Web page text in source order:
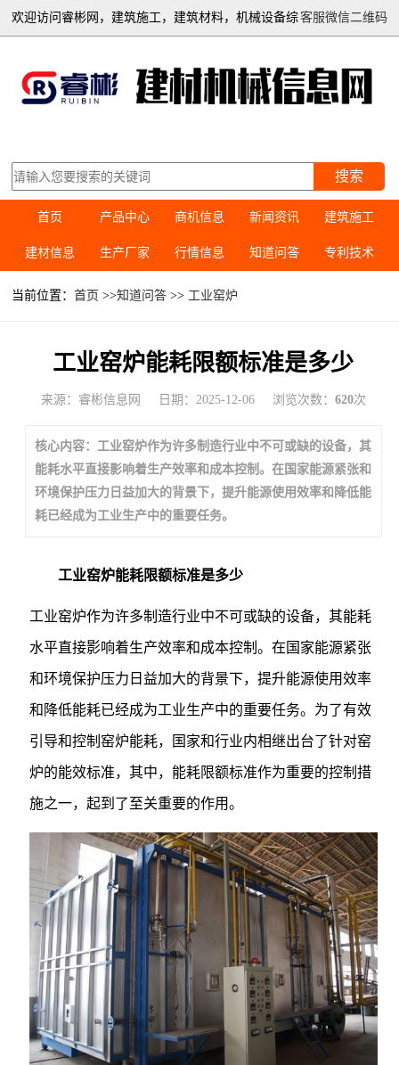
客服微信二维码
欢迎访问睿彬网，建筑施工，建筑材料，机械设备综
搜索
首页 产品中心 商机信息 新闻资讯 建筑施工
建材信息 生产厂家 行情信息 知道问答 专利技术
当前位置：首页 >>知道问答 >> 工业窑炉
工业窑炉能耗限额标准是多少
来源：睿彬信息网 日期：2025-12-06 浏览次数： 620次
核心内容：工业窑炉作为许多制造行业中不可或缺的设备，其
能耗水平直接影响着生产效率和成本控制。在国家能源紧张和
环境保护压力日益加大的背景下，提升能源使用效率和降低能
耗已经成为工业生产中的重要任务。
工业窑炉能耗限额标准是多少
工业窑炉作为许多制造行业中不可或缺的设备，其能耗
水平直接影响着生产效率和成本控制。在国家能源紧张
和环境保护压力日益加大的背景下，提升能源使用效率
和降低能耗已经成为工业生产中的重要任务。为了有效
引导和控制窑炉能耗，国家和行业内相继出台了针对窑
炉的能效标准，其中，能耗限额标准作为重要的控制措
施之一，起到了至关重要的作用。